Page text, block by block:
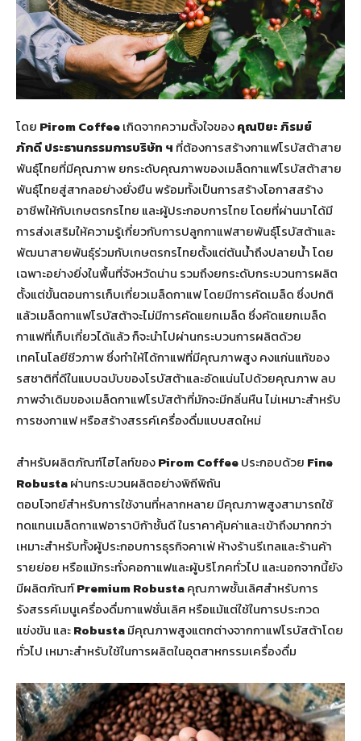
โดย Pirom Coffeeเกิดจากความตั้งใจของคุณปิยะ ภิรมย์
ภักดีประธานกรรมการบริษัท ฯ ที่ต้องการสร้างกาแฟโรบัสต้าสาย
พันธุ์ไทยที่มีคุณภาพ ยกระดับคุณภาพของเมล็ดกาแฟโรบัสต้าสาย
พันธุ์ไทยสู่สากลอย่างยั่งยืน พร้อมทั้งเป็นการสร้างโอกาสสร้าง
อาชีพให้กับเกษตรกรไทย และผู้ประกอบการไทย โดยที่ผ่านมาได้มี
การส่งเสริมให้ความรู้เกี่ยวกับการปลูกกาแฟสายพันธุ์โรบัสต้าและ
พัฒนาสายพันธุ์ร่วมกับเกษตรกรไทยตั้งแต่ต้นน้ำถึงปลายน้ำ โดย
เฉพาะอย่างยิ่งในพื้นที่จังหวัดน่าน รวมถึงยกระดับกระบวนการผลิต
ตั้งแต่ขั้นตอนการเก็บเกี่ยวเมล็ดกาแฟ โดยมีการคัดเมล็ด ซึ่งปกติ
แล้วเมล็ดกาแฟโรบัสต้าจะไม่มีการคัดแยกเมล็ด ซึ่งคัดแยกเมล็ด
กาแฟที่เก็บเกี่ยวได้แล้ว ก็จะนำไปผ่านกระบวนการผลิตด้วย
เทคโนโลยีชีวภาพ ซึ่งทำให้ได้กาแฟที่มีคุณภาพสูง คงแก่นแท้ของ
รสชาติที่ดีในแบบฉบับของโรบัสต้าและอัดแน่นไปด้วยคุณภาพ ลบ
ภาพจำเดิมของเมล็ดกาแฟโรบัสต้าที่มักจะมีกลิ่นหืน ไม่เหมาะสำหรับ
การชงกาแฟ หรือสร้างสรรค์เครื่องดื่มแบบสดใหม่
สำหรับผลิตภัณฑ์ไฮไลท์ของPirom Coffeeประกอบด้วย Fine
Robustaผ่านกระบวนผลิตอย่างพิถีพิถัน
ตอบโจทย์สำหรับการใช้งานที่หลากหลาย มีคุณภาพสูงสามารถใช้
ทดแทนเมล็ดกาแฟอาราบิก้าชั้นดี ในราคาคุ้มค่าและเข้าถึงมากกว่า
เหมาะสำหรับทั้งผู้ประกอบการธุรกิจคาเฟ่ ห้างร้านรีเทลและร้านค้า
รายย่อย หรือแม้กระทั่งคอกาแฟและผู้บริโภคทั่วไป และนอกจากนี้ยัง
มีผลิตภัณฑ์Premium Robustaคุณภาพชั้นเลิศสำหรับการ
รังสรรค์เมนูเครื่องดื่มกาแฟชั่นเลิศ หรือแม้แต่ใช้ในการประกวด
แข่งขัน และRobustaมีคุณภาพสูงแตกต่างจากกาแฟโรบัสต้าโดย
ทั่วไป เหมาะสำหรับใช้ในการผลิตในอุตสาหกรรมเครื่องดื่ม